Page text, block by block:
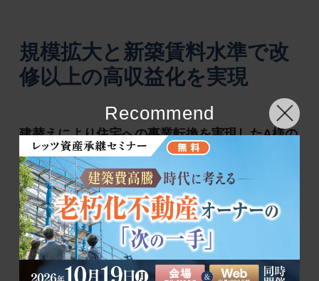
規模拡大と新築賃料水準で改
修以上の高収益化を実現
建替えにより住宅への事業転換を実現したA様の
ケースでは、容積率消化に伴う事業規模の拡大
と、市場競争力に優れた新築物件としての高い
賃料水準によって初年度から収益性が大幅に改
善。新築マンションで耐震性の不安も解消し、
景気や社会情勢の影響を受けにくい底堅いニー
Recommend